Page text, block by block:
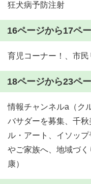
狂犬病予防注射
16ページから17ペ
育児コーナー！、市
18ページから23ペ
情報チャンネルa（ク
バサダーを募集、千
ル・アート、イソッ
やご家族へ、地域づ
康）